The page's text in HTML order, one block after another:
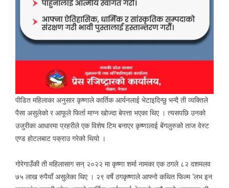
पीडित महिलाका अनुसार कृष्णाले कार्तिक आर्यनलाई भेटाइदिन्छु भन्दै ती व्यक्तिले
पैसा असुलेको र आफूले फिर्ता माग्न खोज्दा बेपत्ता भएका थिए । त्यसपछि उनको
उजुरीका आधारमा प्रहरीले एक विशेष टिम बनाएर कृष्णालाई बेंगलुरुको ताज वेस्ट
एण्ड होटलबाट पक्राउ गरेको थियो ।
गोरेगाउँकी ती महिलासाग सन् २०२२ मा कृष्णा शर्मा नामका एक ठगले ८२ दशमलव
७५ लाख रुपैयाँ असुलेका थिए । २९ वर्षे ठगकृष्णाले आफ्नो कथित फिल्म ‘लभ इन